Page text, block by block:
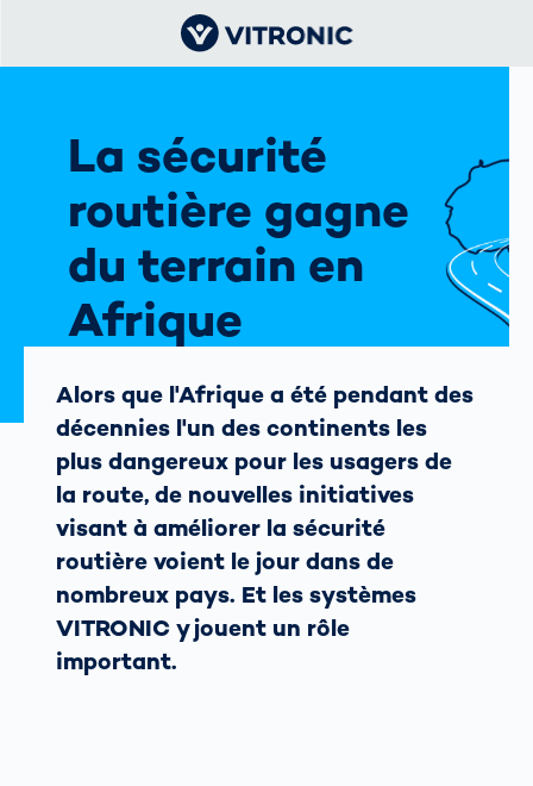
La sécurité
routière gagne
du terrain en
Afrique
Un nouveau siècle sur le
continent avec VITRONIC
Alors que l'Afrique a été pendant des
décennies l'un des continents les
plus dangereux pour les usagers de
la route, de nouvelles initiatives
visant à améliorer la sécurité
routière voient le jour dans de
nombreux pays. Et les systèmes
VITRONIC y jouent un rôle
important.